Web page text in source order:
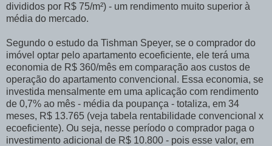
divididos por R$ 75/m²) - um rendimento muito superior à
média do mercado.
Segundo o estudo da Tishman Speyer, se o comprador do
imóvel optar pelo apartamento ecoeficiente, ele terá uma
economia de R$ 360/mês em comparação aos custos de
operação do apartamento convencional. Essa economia, se
investida mensalmente em uma aplicação com rendimento
de 0,7% ao mês - média da poupança - totaliza, em 34
meses, R$ 13.765 (veja tabela rentabilidade convencional x
ecoeficiente). Ou seja, nesse período o comprador paga o
investimento adicional de R$ 10.800 - pois esse valor, em